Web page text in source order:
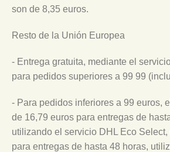
son de 8,35 euros.
Resto de la Unión Europea
- Entrega gratuita, mediante el
para pedidos superiores a 99 99
- Para pedidos inferiores a 99 euros,
de 16,79 euros para entregas de
utilizando el servicio DHL Eco
para entregas de hasta 48 horas,